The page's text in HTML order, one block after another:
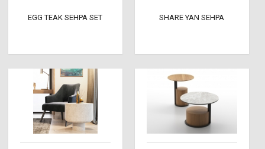
EGG TEAK SEHPA SET SHARE YAN SEHPA